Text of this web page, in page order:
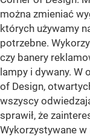
można zmieniać
których używamy
potrzebne.
czy banery
lampy i dywany. W
of Design,
wszyscy
sprawił, że
Wykorzystywane